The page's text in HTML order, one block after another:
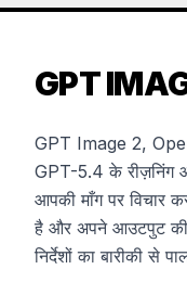
GPT
GPT Image 2,
GPT-5.4 के रीज़निंग
आपकी माँग पर विचार
है और अपने आउटपुट की
निर्देशों का बारीकी से